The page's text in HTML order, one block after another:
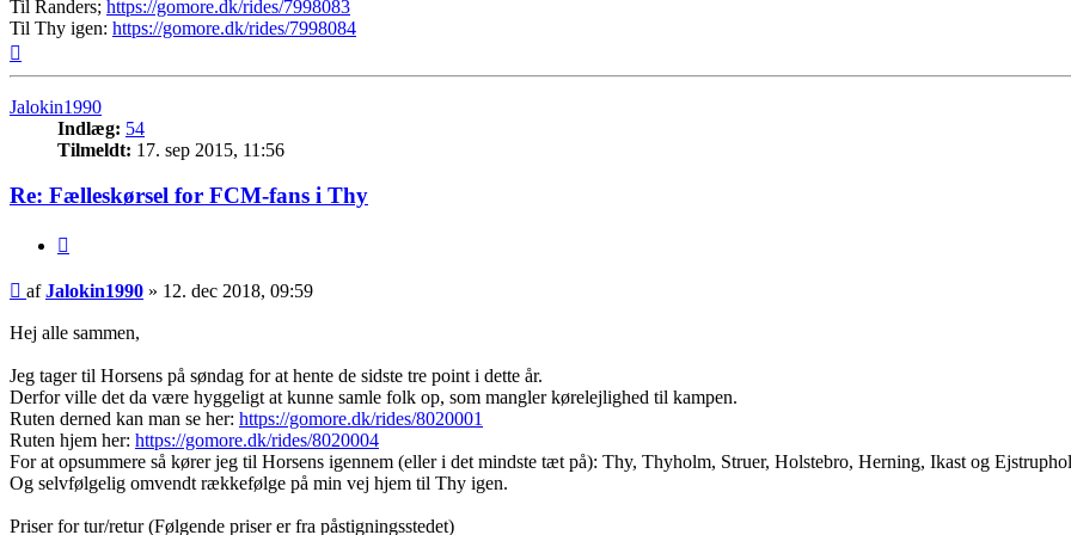
Til Randers; https://gomore.dk/rides/7998083
Til Thy igen: https://gomore.dk/rides/7998084
Jalokin1990
Indlæg: 54
Tilmeldt: 17. sep 2015, 11:56
Re: Fælleskørsel for FCM-fans i Thy
Indlæg
afJalokin1990 » 12. dec 2018, 09:59
Hej alle sammen,
Jeg tager til Horsens på søndag for at hente de sidste tre point i dette år.
Derfor ville det da være hyggeligt at kunne samle folk op, som mangler kørelejlighed til kampen.
Ruten derned kan man se her: https://gomore.dk/rides/8020001
Ruten hjem her: https://gomore.dk/rides/8020004
For at opsummere så kører jeg til Horsens igennem (eller i det mindste tæt på): Thy, Thyholm, Struer, Holstebro, Herning, Ikast og
Og selvfølgelig omvendt rækkefølge på min vej hjem til Thy igen.
Priser for tur/retur (Følgende priser er fra påstigningsstedet)